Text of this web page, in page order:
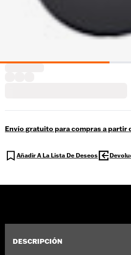
Envío gratuito para compras a partir
Añadir A La Lista De Deseos
DESCRIPCIÓN